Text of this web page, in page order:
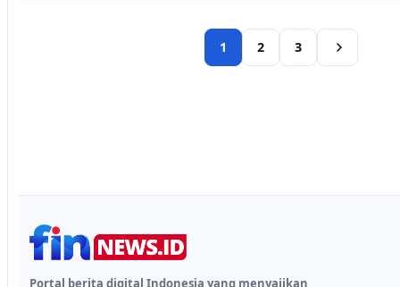
1 2 3
Portal berita digital Indonesia yang menyajikan